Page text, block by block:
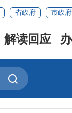
省政府 市政府
解读回应